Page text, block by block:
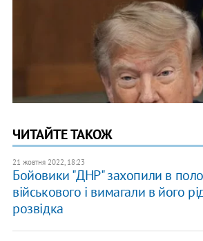
ЧИТАЙТЕ ТАКОЖ
21 жовтня 2022, 18:23
Бойовики "ДНР" захопили в
військового і вимагали в його
розвідка